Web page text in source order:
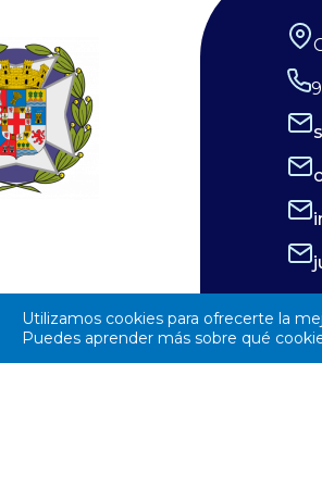
que preocupa a los
entre un
y una lesión
el Consejo
(CGE), junto a la
Madrid, han puesto en
materiales
deseas
atención,
Envía tu
62 06 06 o
Utilizamos cookies para ofrecerte la
Puedes aprender más sobre qué